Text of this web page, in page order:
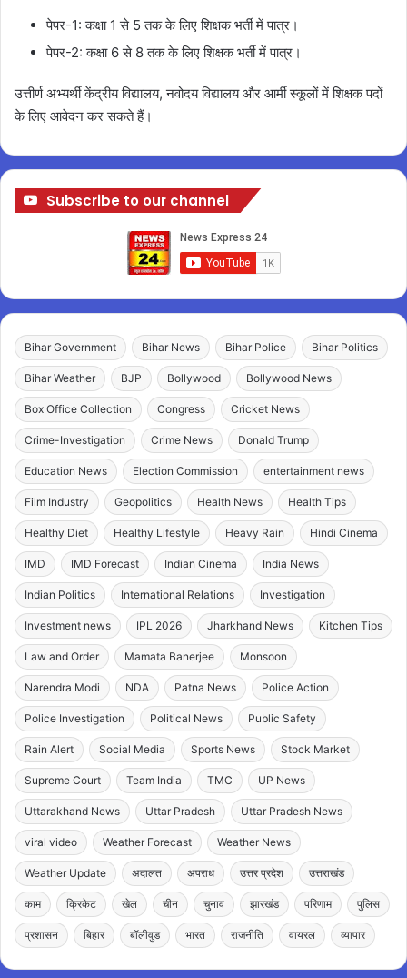
पेपर-1: कक्षा 1 से 5 तक के लिए शिक्षक भर्ती में पात्र।
पेपर-2: कक्षा 6 से 8 तक के लिए शिक्षक भर्ती में पात्र।
उत्तीर्ण अभ्यर्थी केंद्रीय विद्यालय, नवोदय विद्यालय और आर्मी स्कूलों में शिक्षक पदों
के लिए आवेदन कर सकते हैं।
Subscribe to our channel
Bihar Government Bihar News Bihar Police Bihar Politics
Bihar Weather BJP Bollywood Bollywood News
Box Office Collection Congress Cricket News
Crime-Investigation Crime News Donald Trump
Education News Election Commission entertainment news
Film Industry Geopolitics Health News Health Tips
Healthy Diet Healthy Lifestyle Heavy Rain Hindi Cinema
IMD IMD Forecast Indian Cinema India News
Indian Politics International Relations Investigation
Investment news IPL 2026 Jharkhand News Kitchen Tips
Law and Order Mamata Banerjee Monsoon
Narendra Modi NDA Patna News Police Action
Police Investigation Political News Public Safety
Rain Alert Social Media Sports News Stock Market
Supreme Court Team India TMC UP News
Uttarakhand News Uttar Pradesh Uttar Pradesh News
viral video Weather Forecast Weather News
Weather Update अदालत अपराध उत्तर प्रदेश उत्तराखंड
काम क्रिकेट खेल चीन चुनाव झारखंड परिणाम पुलिस
प्रशासन बिहार बॉलीवुड भारत राजनीति वायरल व्यापार